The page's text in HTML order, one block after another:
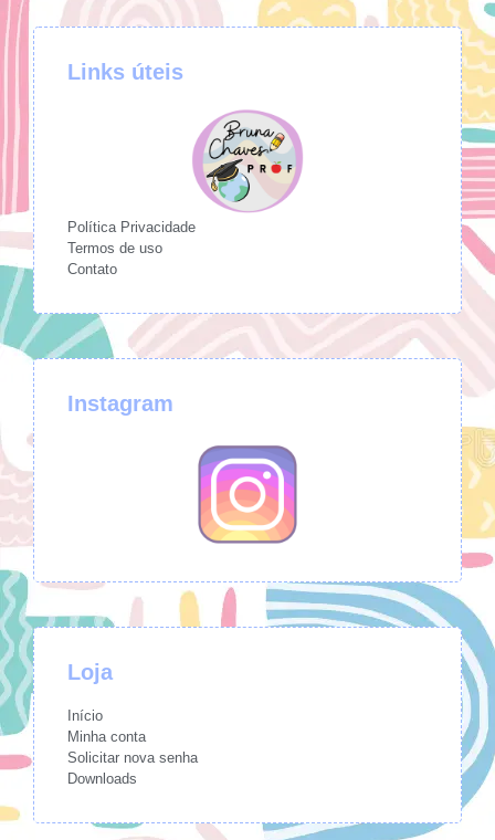
Links úteis
Política Privacidade
Termos de uso
Contato
Instagram
Loja
Início
Minha conta
Solicitar nova senha
Downloads